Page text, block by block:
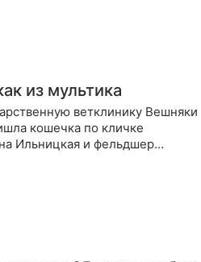
из мультика
ветклинику Вешняки
кошечка по кличке
Ильницкая и фельдшер